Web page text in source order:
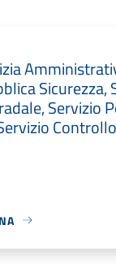
Sicurezza,
Servizio
Controllo